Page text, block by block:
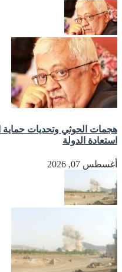
هجمات الحوثي وتحديات
استعادة الدولة
أغسطس 07, 2026